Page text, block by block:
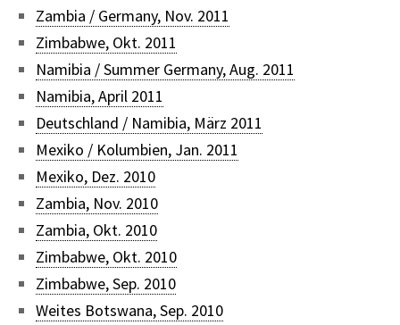
Zambia / Germany, Nov. 2011
Zimbabwe, Okt. 2011
Namibia / Summer Germany, Aug. 2011
Namibia, April 2011
Deutschland / Namibia, März 2011
Mexiko / Kolumbien, Jan. 2011
Mexiko, Dez. 2010
Zambia, Nov. 2010
Zambia, Okt. 2010
Zimbabwe, Okt. 2010
Zimbabwe, Sep. 2010
Weites Botswana, Sep. 2010